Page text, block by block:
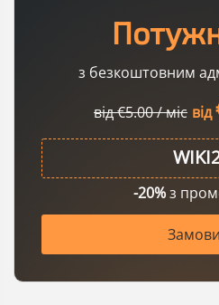
з безкоштовним
від €5.00 / міс від
-20%з